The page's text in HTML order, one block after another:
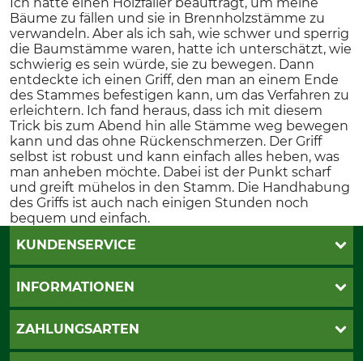
Bäume zu fällen und sie in Brennholzstämme zu
verwandeln. Aber als ich sah, wie schwer und sperrig
die Baumstämme waren, hatte ich unterschätzt, wie
schwierig es sein würde, sie zu bewegen. Dann
entdeckte ich einen Griff, den man an einem Ende
des Stammes befestigen kann, um das Verfahren zu
erleichtern. Ich fand heraus, dass ich mit diesem
Trick bis zum Abend hin alle Stämme weg bewegen
kann und das ohne Rückenschmerzen. Der Griff
selbst ist robust und kann einfach alles heben, was
man anheben möchte. Dabei ist der Punkt scharf
und greift mühelos in den Stamm. Die Handhabung
des Griffs ist auch nach einigen Stunden noch
bequem und einfach.
KUNDENSERVICE
Live-Shopping
INFORMATIONEN
AGB
ZAHLUNGSARTEN